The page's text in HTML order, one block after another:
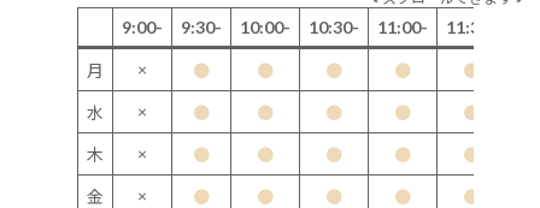
9:00- 9:30- 10:00- 10:30- 11:00- 11:30-
月 × ● ● ● ● ●
水 × ● ● ● ● ●
木 × ● ● ● ● ●
金 × ● ● ● ● ●